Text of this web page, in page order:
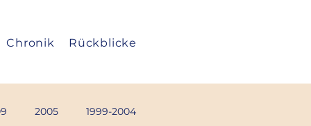
Chronik Rückblicke
2005 1999-2004